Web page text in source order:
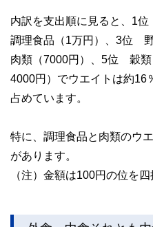
内訳を支出順に見ると、1
調理食品（1万円）、3位
肉類（7000円）、5位 穀類
4000円）でウエイトは約16
占めています。
特に、調理食品と肉類のウ
があります。
（注）金額は100円の位を